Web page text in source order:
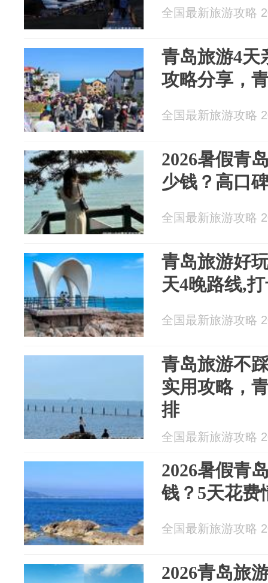
全国最新旅游攻略
青岛旅游4天
攻略分享，
全国最新旅游攻略
2026暑假青
少钱？高口
全国最新旅游攻略
青岛旅游好
天4晚路线,
全国最新旅游攻略
青岛旅游不
实用攻略，
排
全国最新旅游攻略
2026暑假青
钱？5天花费
全国最新旅游攻略
2026青岛旅